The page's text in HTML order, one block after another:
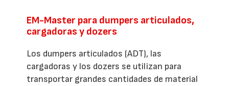
EM-Master para dumpers articulados,
cargadoras y dozers
Los dumpers articulados (ADT), las
cargadoras y los dozers se utilizan para
transportar grandes cantidades de material